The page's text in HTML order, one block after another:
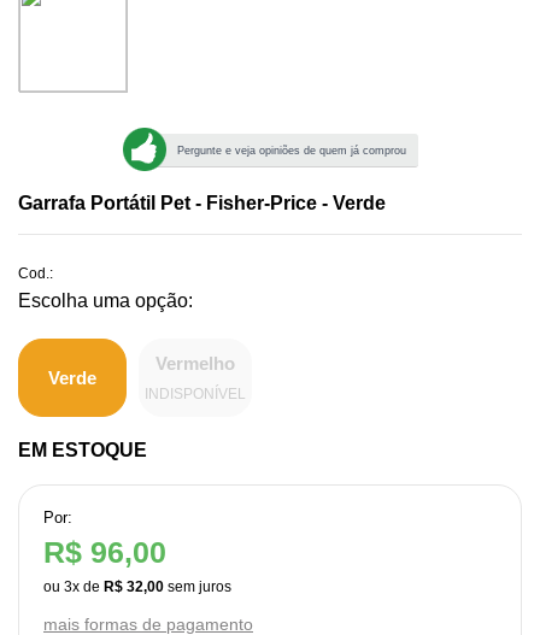
Pergunte e veja opiniões de quem já comprou
Garrafa Portátil Pet - Fisher-Price - Verde
Cod.:
Verde
Vermelho
INDISPONÍVEL
EM ESTOQUE
Por:
R$ 96,00
ou 3x de R$ 32,00
mais formas de pagamento